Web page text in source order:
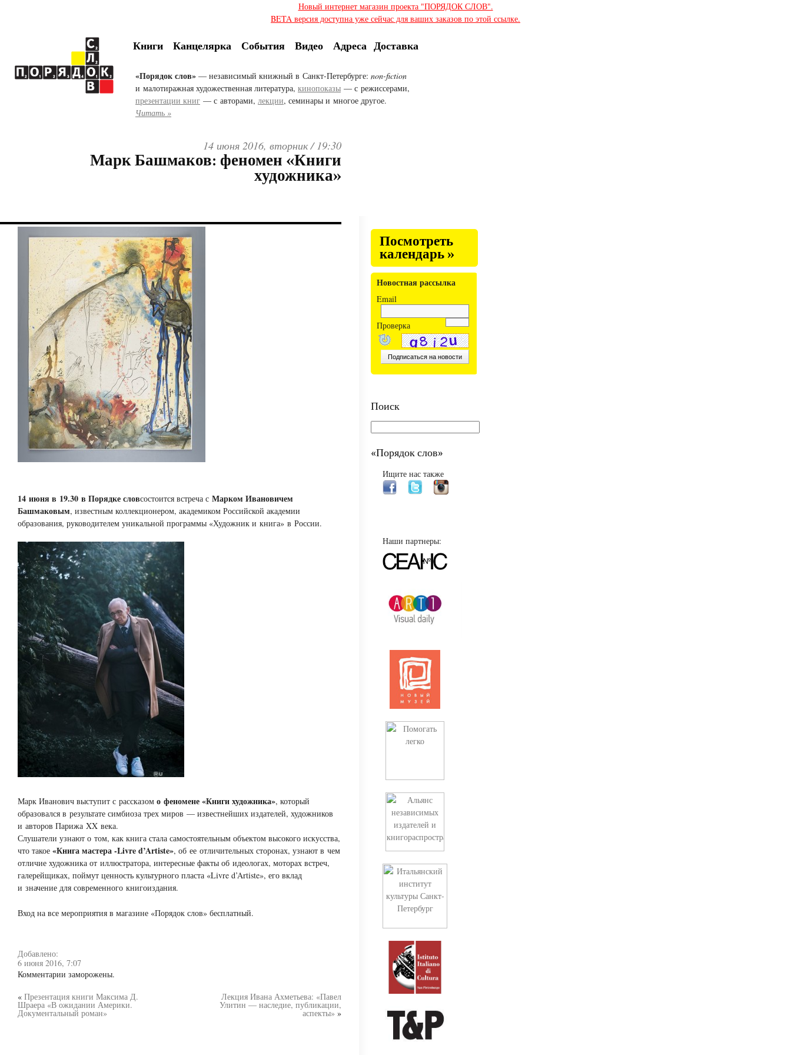
Новый интернет магазин проекта "ПОРЯДОК СЛОВ".
BETA версия доступна уже сейчас для ваших заказов по этой ссылке.
Книги Канцелярка События Видео Адреса Доставка
«Порядок слов» — независимый книжный в Санкт-Петербурге: non-fiction
и малотиражная художественная литература, кинопоказы — с режиссерами,
презентации книг — с авторами, лекции, семинары и многое другое.
Читать »
14 июня 2016, вторник /19:30
Марк Башмаков: феномен «Книги
художника»
14 июня в 19.30 в Порядке словсостоится встреча с Марком Ивановичем
Башмаковым, известным коллекционером, академиком Российской академии
образования, руководителем уникальной программы «Художник и книга» в России.
Марк Иванович выступит с рассказом о феномене «Книги художника», который
образовался в результате симбиоза трех миров — известнейших издателей, художников
и авторов Парижа XX века.
Слушатели узнают о том, как книга стала самостоятельным объектом высокого искусства,
что такое «Книга мастера -Livre d’Artiste», об ее отличительных сторонах, узнают в чем
отличие художника от иллюстратора, интересные факты об идеологах, моторах встреч,
галерейщиках, поймут ценность культурного пласта «Livre d’Artiste», его вклад
и значение для современного книгоиздания.
Вход на все мероприятия в магазине «Порядок слов» бесплатный.
Добавлено:
6 июня 2016, 7:07
Комментарии заморожены.
« Презентация книги Максима Д.
Шраера «В ожидании Америки.
Документальный роман»
Лекция Ивана Ахметьева: «Павел
Улитин — наследие, публикации,
аспекты» »
Посмотреть
календарь »
Новостная рассылка
Email
Проверка
Поиск
«Порядок слов»
Ищите нас также
Наши партнеры: